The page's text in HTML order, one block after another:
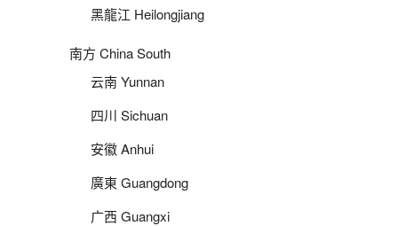
黑龍江 Heilongjiang
南方 China South
云南 Yunnan
四川 Sichuan
安徽 Anhui
廣東 Guangdong
广西 Guangxi